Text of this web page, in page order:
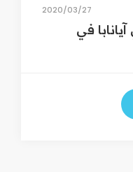
27‏/03‏/2020
في